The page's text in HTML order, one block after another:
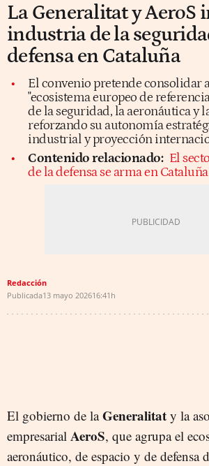
La Generalitat y AeroS
industria de la
defensa en Cataluña
El convenio pretende consolidar
"ecosistema europeo de
de la seguridad, la aeronáutica y
reforzando su autonomía
industrial y proyección
Contenido relacionado: El
de la defensa se arma en Cataluña
Redacción
Publicada13 mayo 202616:41h
El gobierno de laGeneralitat y la
empresarial AeroS, que agrupa el
aeronáutico, de espacio y de defensa